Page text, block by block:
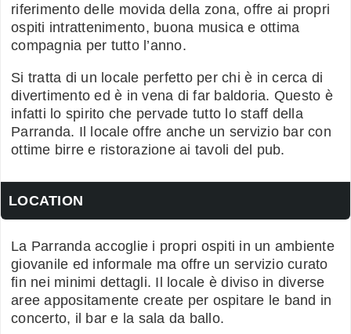
riferimento delle movida della zona, offre ai propri
ospiti intrattenimento, buona musica e ottima
compagnia per tutto l’anno.
Si tratta di un locale perfetto per chi è in cerca di
divertimento ed è in vena di far baldoria. Questo è
infatti lo spirito che pervade tutto lo staff della
Parranda. Il locale offre anche un servizio bar con
ottime birre e ristorazione ai tavoli del pub.
LOCATION
La Parranda accoglie i propri ospiti in un ambiente
giovanile ed informale ma offre un servizio curato
fin nei minimi dettagli. Il locale è diviso in diverse
aree appositamente create per ospitare le band in
concerto, il bar e la sala da ballo.